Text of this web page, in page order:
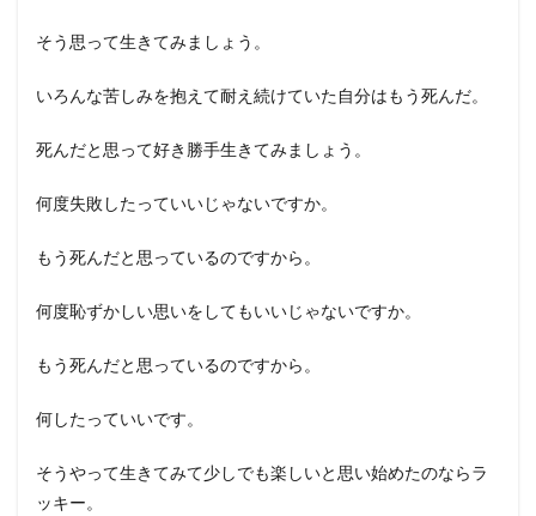
そう思って生きてみましょう。
いろんな苦しみを抱えて耐え続けていた自分はもう死んだ。
死んだと思って好き勝手生きてみましょう。
何度失敗したっていいじゃないですか。
もう死んだと思っているのですから。
何度恥ずかしい思いをしてもいいじゃないですか。
もう死んだと思っているのですから。
何したっていいです。
そうやって生きてみて少しでも楽しいと思い始めたのならラ
ッキー。